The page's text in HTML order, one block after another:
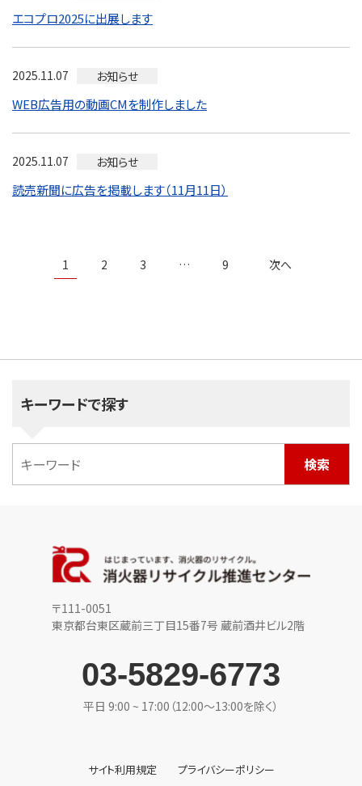
エコプロ2025に出展します
2025.11.07 お知らせ
WEB広告用の動画CMを制作しました
2025.11.07 お知らせ
読売新聞に広告を掲載します（11月11日）
1 2 3 … 9 次へ
キーワードで探す
〒111-0051
東京都台東区蔵前三丁目15番7号 蔵前酒井ビル2階
03-5829-6773
平日 9:00 ~ 17:00（12:00〜13:00を除く）
サイト利用規定 プライバシーポリシー